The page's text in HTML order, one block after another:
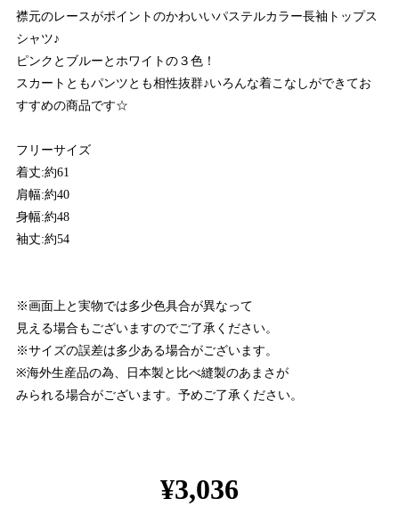
襟元のレースがポイントのかわいいパステルカラー長袖トップス
シャツ♪
ピンクとブルーとホワイトの３色！
スカートともパンツとも相性抜群♪いろんな着こなしができてお
すすめの商品です☆
フリーサイズ
着丈:約61
肩幅:約40
身幅:約48
袖丈:約54
※画面上と実物では多少色具合が異なって
見える場合もございますのでご了承ください。
※サイズの誤差は多少ある場合がございます。
※海外生産品の為、日本製と比べ縫製のあまさが
みられる場合がございます。予めご了承ください。
¥3,036